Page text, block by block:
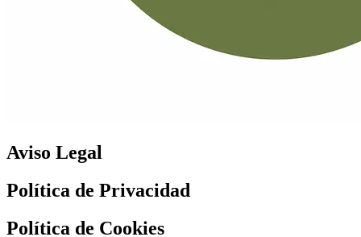
Aviso Legal
Política de Privacidad
Política de Cookies